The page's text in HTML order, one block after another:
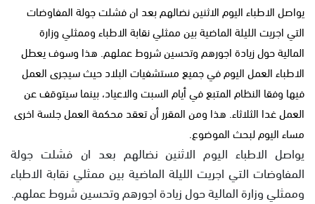
يواصل الاطباء اليوم الاثنين نضالهم بعد ان فشلت جولة المفاوضات
التي اجريت الليلة الماضية بين ممثلي نقابة الاطباء وممثلي وزارة
المالية حول زيادة اجورهم وتحسين شروط عملهم. هذا وسوف يعطل
الاطباء العمل اليوم في جميع مستشفيات البلاد حيث سيجرى العمل
فيها وفقا النظام المتبع في أيام السبت والاعياد، بينما سيتوقف عن
العمل غدا الثلاثاء. هذا ومن المقرر أن تعقد محكمة العمل جلسة اخرى
مساء اليوم لبحث الموضوع.
يواصل الاطباء اليوم الاثنين نضالهم بعد ان فشلت جولة
المفاوضات التي اجريت الليلة الماضية بين ممثلي نقابة الاطباء
وممثلي وزارة المالية حول زيادة اجورهم وتحسين شروط عملهم.